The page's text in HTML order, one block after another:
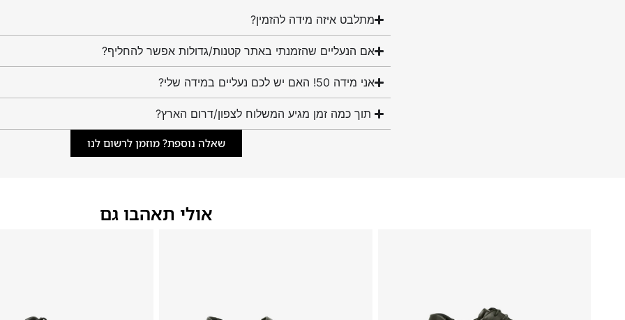
מתלבט איזה מידה להזמין?
אם הנעליים שהזמנתי באתר קטנות/גדולות אפשר להחליף?
אני מידה 50! האם יש לכם נעליים במידה שלי?
תוך כמה זמן מגיע המשלוח לצפון/דרום הארץ?
שאלה נוספת? מוזמן לרשום לנו
אולי תאהבו גם